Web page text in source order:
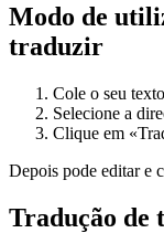
Modo de
traduzir
Cole o seu
Selecione a
Clique em
Depois pode editar e
Tradução de